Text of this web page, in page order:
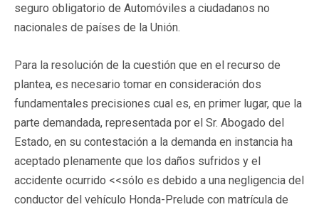
seguro obligatorio de Automóviles a ciudadanos no
nacionales de países de la Unión.
Para la resolución de la cuestión que en el recurso de
plantea, es necesario tomar en consideración dos
fundamentales precisiones cual es, en primer lugar, que la
parte demandada, representada por el Sr. Abogado del
Estado, en su contestación a la demanda en instancia ha
aceptado plenamente que los daños sufridos y el
accidente ocurrido <<sólo es debido a una negligencia del
conductor del vehículo Honda-Prelude con matrícula de